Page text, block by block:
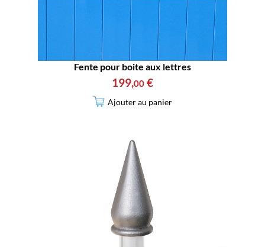
Fente pour boite aux lettres
199,00 €
Ajouter au panier